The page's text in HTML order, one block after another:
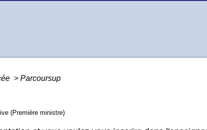
> Parcoursup
(Première ministre)